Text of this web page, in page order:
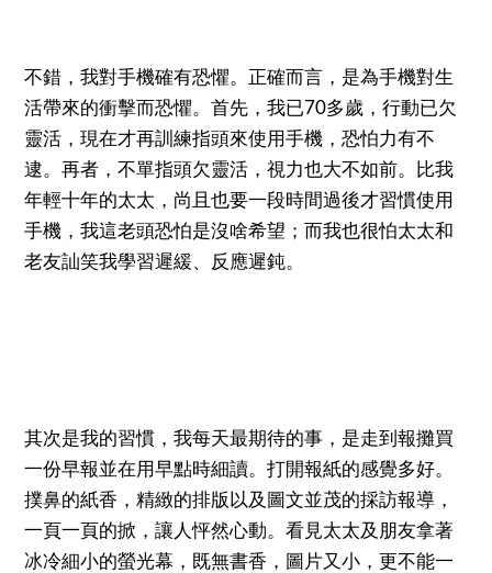
不錯，我對手機確有恐懼。正確而言，是為手機對生
活帶來的衝擊而恐懼。首先，我已70多歲，行動已欠
靈活，現在才再訓練指頭來使用手機，恐怕力有不
逮。再者，不單指頭欠靈活，視力也大不如前。比我
年輕十年的太太，尚且也要一段時間過後才習慣使用
手機，我這老頭恐怕是沒啥希望；而我也很怕太太和
老友訕笑我學習遲緩、反應遲鈍。
其次是我的習慣，我每天最期待的事，是走到報攤買
一份早報並在用早點時細讀。打開報紙的感覺多好。
撲鼻的紙香，精緻的排版以及圖文並茂的採訪報導，
一頁一頁的掀，讓人怦然心動。看見太太及朋友拿著
冰冷細小的螢光幕，既無書香，圖片又小，更不能一